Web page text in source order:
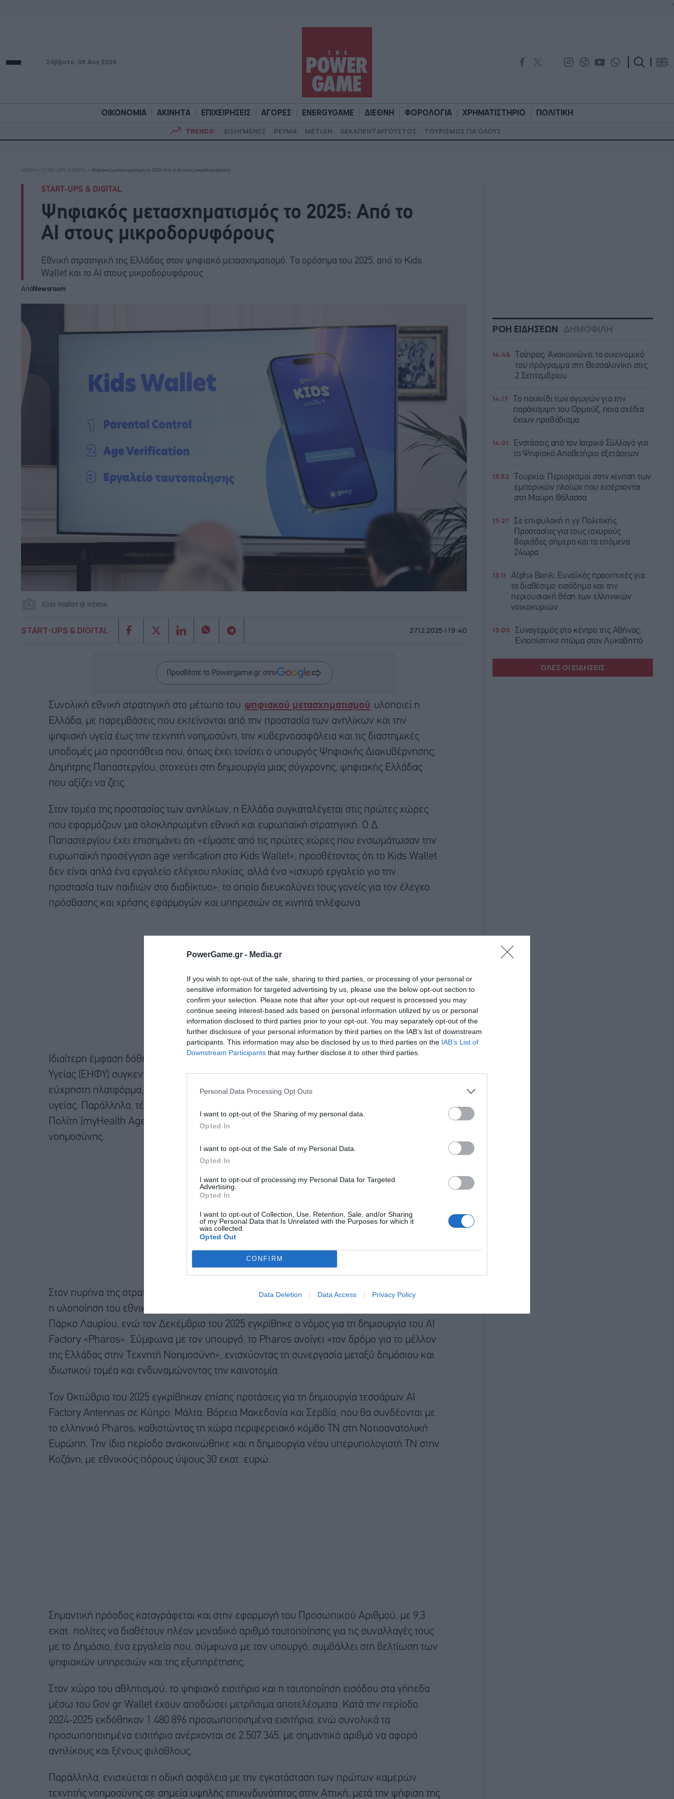
PowerGame.gr - Media.gr
If you wish to opt-out of the sale, sharing to third parties, or processing of your personal or
sensitive information for targeted advertising by us, please use the below opt-out section to
confirm your selection. Please note that after your opt-out request is processed you may
continue seeing interest-based ads based on personal information utilized by us or personal
information disclosed to third parties prior to your opt-out. You may separately opt-out of the
further disclosure of your personal information by third parties on the IAB’s list of downstream
participants. This information may also be disclosed by us to third parties on the IAB’s List of
Downstream Participants that may further disclose it to other third parties.
Personal Data Processing Opt Outs
I want to opt-out of the Sharing of my personal data.
Opted In
I want to opt-out of the Sale of my Personal Data.
Opted In
I want to opt-out of processing my Personal Data for Targeted
Advertising.
Opted In
I want to opt-out of Collection, Use, Retention, Sale, and/or Sharing
of my Personal Data that Is Unrelated with the Purposes for which it
was collected.
Opted Out
CONFIRM
Data Deletion Data Access Privacy Policy
Σάββατο, 08 Αυγ 2026
ΟΙΚΟΝΟΜΙΑ ΑΚΙΝΗΤΑ ΕΠΙΧΕΙΡΗΣΕΙΣ ΑΓΟΡΕΣ ENERGYGAME ΔΙΕΘΝΗ ΦΟΡΟΛΟΓΙΑ ΧΡΗΜΑΤΙΣΤΗΡΙΟ ΠΟΛΙΤΙΚΗ
TRENDS: ΕΙΣΗΓΜΕΝΕΣ ΡΕΥΜΑ METLEN ΔΕΚΑΠΕΝΤΑΥΓΟΥΣΤΟΣ ΤΟΥΡΙΣΜΟΣ ΓΙΑ ΟΛΟΥΣ
ΟΙΚΟΝΟΜΙΑ ΑΚΙΝΗΤΑ
ΑΡΧΙΚΗ » START-UPS & DIGITAL » Ψηφιακός μετασχηματισμός το 2025: Από το AI στους μικροδορυφόρους
START-UPS & DIGITAL
Ψηφιακός μετασχηματισμός το 2025: Από το
AI στους μικροδορυφόρους
Εθνική στρατηγική της Ελλάδας στον ψηφιακό μετασχηματισμό. Τα ορόσημα του 2025, από το Kids
Wallet και το AI στους μικροδορυφόρους
ΑπόNewsroom
Kids Wallet @ Intime
START-UPS & DIGITAL 27.12.2025 | 19:40
Προσθέστε το Powergame.gr στην
Συνολική εθνική στρατηγική στο μέτωπο του ψηφιακού μετασχηματισμού υλοποιεί η
Ελλάδα, με παρεμβάσεις που εκτείνονται από την προστασία των ανηλίκων και την
ψηφιακή υγεία έως την τεχνητή νοημοσύνη, την κυβερνοασφάλεια και τις διαστημικές
υποδομές μια προσπάθεια που, όπως έχει τονίσει ο υπουργός Ψηφιακής Διακυβέρνησης,
Δημήτρης Παπαστεργίου, στοχεύει στη δημιουργία μιας σύγχρονης, ψηφιακής Ελλάδας
που αξίζει να ζεις.
Στον τομέα της προστασίας των ανηλίκων, η Ελλάδα συγκαταλέγεται στις πρώτες χώρες
που εφαρμόζουν μια ολοκληρωμένη εθνική και ευρωπαϊκή στρατηγική. Ο Δ.
Παπαστεργίου έχει επισημάνει ότι «είμαστε από τις πρώτες χώρες που ενσωμάτωσαν την
ευρωπαϊκή προσέγγιση age verification στο Kids Wallet», προσθέτοντας ότι το Kids Wallet
δεν είναι απλά ένα εργαλείο ελέγχου ηλικίας, αλλά ένα «ισχυρό εργαλείο για την
προστασία των παιδιών στο διαδίκτυο», το οποίο διευκολύνει τους γονείς για τον έλεγχο
πρόσβασης και χρήσης εφαρμογών και υπηρεσιών σε κινητά τηλέφωνα.
Ιδιαίτερη έμφαση δόθηκε και στην ψηφιακή υγεία. Ο Εθνικός Ηλεκτρονικός Φάκελος
Υγείας (ΕΗΦΥ) συγκεντρώνει τα ιατρικά δεδομένα των πολιτών σε μια ενιαία, ασφαλή και
εύχρηστη πλατφόρμα, διευκολύνοντας τόσο τους πολίτες όσο και τους επαγγελματίες
υγείας. Παράλληλα, τέθηκαν σε παραγωγική λειτουργία ο Προσωπικός Βοηθός Υγείας
Πολίτη (myHealth Agent) και ο Ψηφιακός Βοηθός Ιατρού, με αξιοποίηση τεχνητής
νοημοσύνης.
Στον πυρήνα της στρατηγικής βρίσκεται η Τεχνητή Νοημοσύνη. Την άνοιξη του 2026 ξεκινά
η υλοποίηση του εθνικού υπερυπολογιστή «ΔΑΙΔΑΛΟΣ» στο Τεχνολογικό Πολιτιστικό
Πάρκο Λαυρίου, ενώ τον Δεκέμβριο του 2025 εγκρίθηκε ο νόμος για τη δημιουργία του AI
Factory «Pharos». Σύμφωνα με τον υπουργό, το Pharos ανοίγει «τον δρόμο για το μέλλον
της Ελλάδας στην Τεχνητή Νοημοσύνη», ενισχύοντας τη συνεργασία μεταξύ δημόσιου και
ιδιωτικού τομέα και ενδυναμώνοντας την καινοτομία.
Τον Οκτώβριο του 2025 εγκρίθηκαν επίσης προτάσεις για τη δημιουργία τεσσάρων AI
Factory Antennas σε Κύπρο, Μάλτα, Βόρεια Μακεδονία και Σερβία, που θα συνδέονται με
το ελληνικό Pharos, καθιστώντας τη χώρα περιφερειακό κόμβο ΤΝ στη Νοτιοανατολική
Ευρώπη. Την ίδια περίοδο ανακοινώθηκε και η δημιουργία νέου υπερυπολογιστή ΤΝ στην
Κοζάνη, με εθνικούς πόρους ύψους 30 εκατ. ευρώ.
Σημαντική πρόοδος καταγράφεται και στην εφαρμογή του Προσωπικού Αριθμού, με 9,3
εκατ. πολίτες να διαθέτουν πλέον μοναδικό αριθμό ταυτοποίησης για τις συναλλαγές τους
με το Δημόσιο, ένα εργαλείο που, σύμφωνα με τον υπουργό, συμβάλλει στη βελτίωση των
ψηφιακών υπηρεσιών και της εξυπηρέτησης.
Στον χώρο του αθλητισμού, το ψηφιακό εισιτήριο και η ταυτοποίηση εισόδου στα γήπεδα
μέσω του Gov.gr Wallet έχουν αποδώσει μετρήσιμα αποτελέσματα. Κατά την περίοδο
2024-2025 εκδόθηκαν 1.480.896 προσωποποιημένα εισιτήρια, ενώ συνολικά τα
προσωποποιημένα εισιτήρια ανέρχονται σε 2.507.345, με σημαντικό αριθμό να αφορά
ανηλίκους και ξένους φιλάθλους.
Παράλληλα, ενισχύεται η οδική ασφάλεια με την εγκατάσταση των πρώτων καμερών
τεχνητής νοημοσύνης σε σημεία υψηλής επικινδυνότητας στην Αττική, μετά την ψήφιση της
ΡΟΗ ΕΙΔΗΣΕΩΝ ΔΗΜΟΦΙΛΗ
14:46
Τσίπρας: Ανακοινώνει το οικονομικό
του πρόγραμμα στη Θεσσαλονίκη στις
2 Σεπτεμβρίου
14:17
Το παιχνίδι των αγωγών για την
παράκαμψη του Ορμούζ, ποια σχέδια
έχουν προβάδισμα
14:01
Ενστάσεις από τον Ιατρικό Σύλλογό για
το Ψηφιακό Αποθετήριο εξετάσεων
13:52
Τουρκία: Περιορισμοί στην κίνηση των
εμπορικών πλοίων που εισέρχονται
στη Μαύρη Θάλασσα
13:27
Σε επιφυλακή η γγ Πολιτικής
Προστασίας για τους ισχυρούς
βοριάδες σήμερα και τα επόμενα
24ωρα
13:11
Alpha Bank: Ευνοϊκές προοπτικές για
το διαθέσιμο εισόδημα και την
περιουσιακή θέση των ελληνικών
νοικοκυριών
13:00
Συναγερμός στο κέντρο της Αθήνας:
Εντοπίστηκε πτώμα στον Λυκαβηττό
ΟΛΕΣ ΟΙ ΕΙΔΗΣΕΙΣ